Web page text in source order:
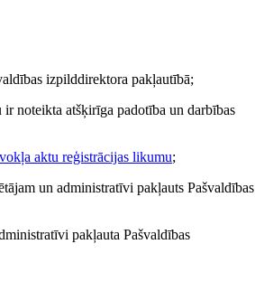
izpilddirektora pakļautībā;
noteikta atšķirīga padotība un darbības
aktu reģistrācijas likumu;
un administratīvi pakļauts Pašvaldības
pakļauta Pašvaldības